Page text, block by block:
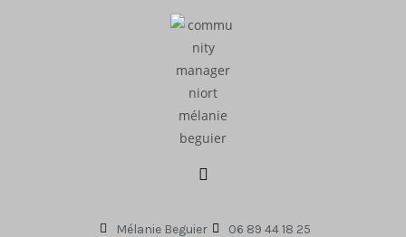
Mélanie Beguier 06 89 44 18 25